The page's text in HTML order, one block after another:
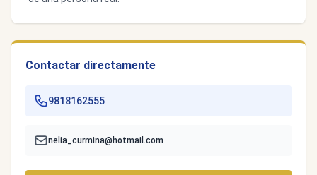
Contactar directamente
9818162555
nelia_curmina@hotmail.com